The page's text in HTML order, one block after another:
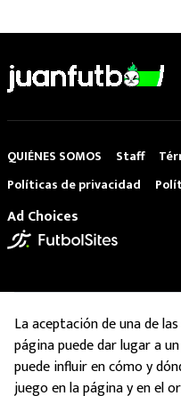
QUIÉNES SOMOS Staff
Políticas de privacidad
Ad Choices
La aceptación de una de
página puede dar lugar a
puede influir en cómo y
juego en la página y en el